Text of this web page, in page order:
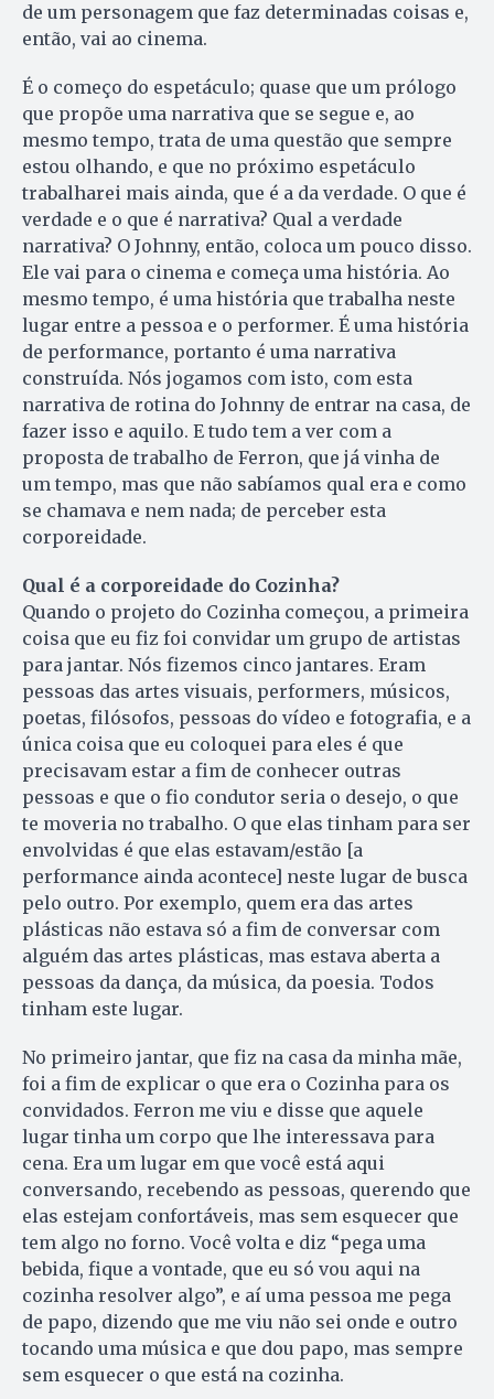
de um personagem que faz determinadas coisas e,
então, vai ao cinema.
É o começo do espetáculo; quase que um prólogo
que propõe uma narrativa que se segue e, ao
mesmo tempo, trata de uma questão que sempre
estou olhando, e que no próximo espetáculo
trabalharei mais ainda, que é a da verdade. O que é
verdade e o que é narrativa? Qual a verdade
narrativa? O Johnny, então, coloca um pouco disso.
Ele vai para o cinema e começa uma história. Ao
mesmo tempo, é uma história que trabalha neste
lugar entre a pessoa e o performer. É uma história
de performance, portanto é uma narrativa
construída. Nós jogamos com isto, com esta
narrativa de rotina do Johnny de entrar na casa, de
fazer isso e aquilo. E tudo tem a ver com a
proposta de trabalho de Ferron, que já vinha de
um tempo, mas que não sabíamos qual era e como
se chamava e nem nada; de perceber esta
corporeidade.
Qual é a corporeidade do Cozinha?
Quando o projeto do Cozinha começou, a primeira
coisa que eu fiz foi convidar um grupo de artistas
para jantar. Nós fizemos cinco jantares. Eram
pessoas das artes visuais, performers, músicos,
poetas, filósofos, pessoas do vídeo e fotografia, e a
única coisa que eu coloquei para eles é que
precisavam estar a fim de conhecer outras
pessoas e que o fio condutor seria o desejo, o que
te moveria no trabalho. O que elas tinham para ser
envolvidas é que elas estavam/estão [a
performance ainda acontece] neste lugar de busca
pelo outro. Por exemplo, quem era das artes
plásticas não estava só a fim de conversar com
alguém das artes plásticas, mas estava aberta a
pessoas da dança, da música, da poesia. Todos
tinham este lugar.
No primeiro jantar, que fiz na casa da minha mãe,
foi a fim de explicar o que era o Cozinha para os
convidados. Ferron me viu e disse que aquele
lugar tinha um corpo que lhe interessava para
cena. Era um lugar em que você está aqui
conversando, recebendo as pessoas, querendo que
elas estejam confortáveis, mas sem esquecer que
tem algo no forno. Você volta e diz “pega uma
bebida, fique a vontade, que eu só vou aqui na
cozinha resolver algo”, e aí uma pessoa me pega
de papo, dizendo que me viu não sei onde e outro
tocando uma música e que dou papo, mas sempre
sem esquecer o que está na cozinha.